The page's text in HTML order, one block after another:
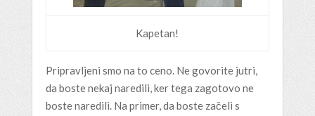
Kapetan!
Pripravljeni smo na to ceno. Ne govorite jutri,
da boste nekaj naredili, ker tega zagotovo ne
boste naredili. Na primer, da boste začeli s